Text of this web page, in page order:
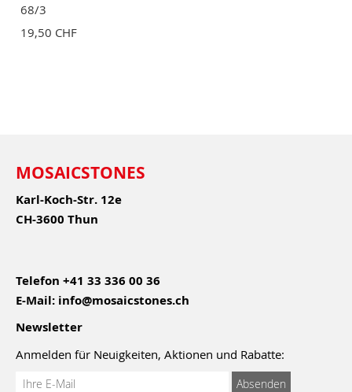
68/3
19,50 CHF
MOSAICSTONES
Karl-Koch-Str. 12e
CH-3600 Thun
Telefon +41 33 336 00 36
E-Mail: info@mosaicstones.ch
Newsletter
Anmelden für Neuigkeiten, Aktionen und Rabatte:
Anmeldung
Absenden